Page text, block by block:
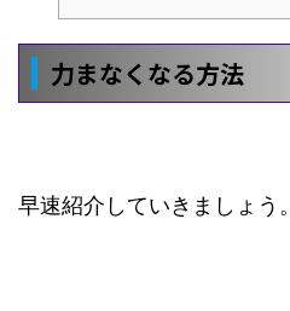
力まなくなる方法
早速紹介していきましょう。